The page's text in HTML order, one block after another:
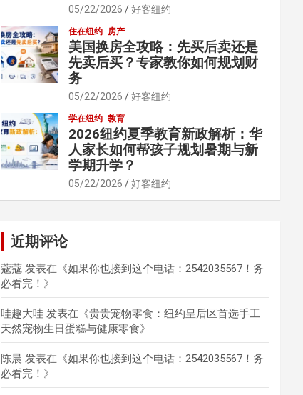
05/22/2026 好客纽约
住在纽约 房产
美国换房全攻略：先买后卖还是
先卖后买？专家教你如何规划财
务
05/22/2026 好客纽约
学在纽约 教育
2026纽约夏季教育新政解析：华
人家长如何帮孩子规划暑期与新
学期升学？
05/22/2026 好客纽约
近期评论
蔻蔻 发表在《如果你也接到这个电话：2542035567！务
必看完！ 》
哇趣大哇 发表在《贵贵宠物零食：纽约皇后区首选手工
天然宠物生日蛋糕与健康零食》
陈晨 发表在《如果你也接到这个电话：2542035567！务
必看完！ 》